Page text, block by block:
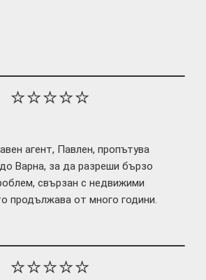
⭐⭐⭐⭐⭐
агент, Павлен, пропътува
Варна, за да разреши бързо
свързан с недвижими
продължава от много години.
⭐⭐⭐⭐⭐